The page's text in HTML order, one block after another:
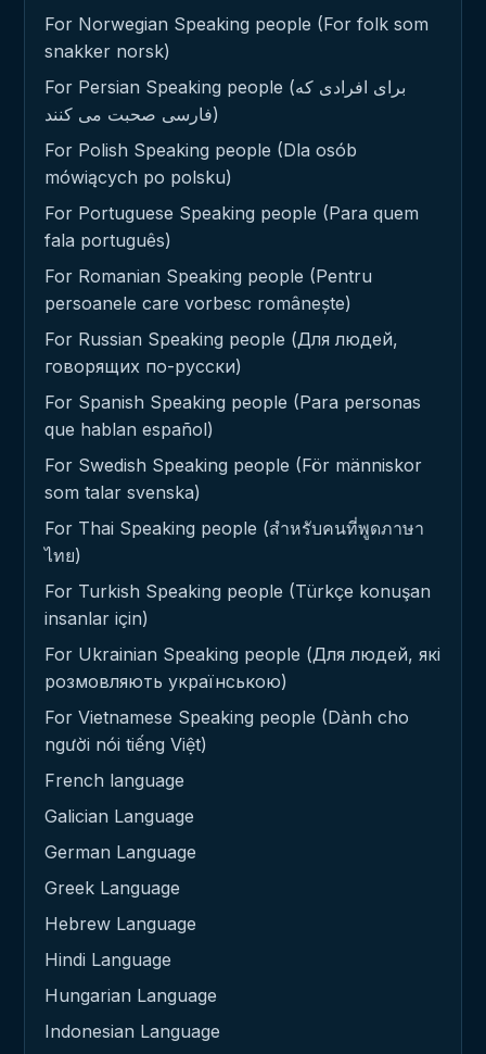
For Norwegian Speaking people (For folk som
snakker norsk)
For Persian Speaking people (برای افرادی که
فارسی صحبت می کنند)
For Polish Speaking people (Dla osób
mówiących po polsku)
For Portuguese Speaking people (Para quem
fala português)
For Romanian Speaking people (Pentru
persoanele care vorbesc românește)
For Russian Speaking people (Для людей,
говорящих по-русски)
For Spanish Speaking people (Para personas
que hablan español)
For Swedish Speaking people (För människor
som talar svenska)
For Thai Speaking people (สำหรับคนที่พูดภาษา
ไทย)
For Turkish Speaking people (Türkçe konuşan
insanlar için)
For Ukrainian Speaking people (Для людей, які
розмовляють українською)
For Vietnamese Speaking people (Dành cho
người nói tiếng Việt)
French language
Galician Language
German Language
Greek Language
Hebrew Language
Hindi Language
Hungarian Language
Indonesian Language